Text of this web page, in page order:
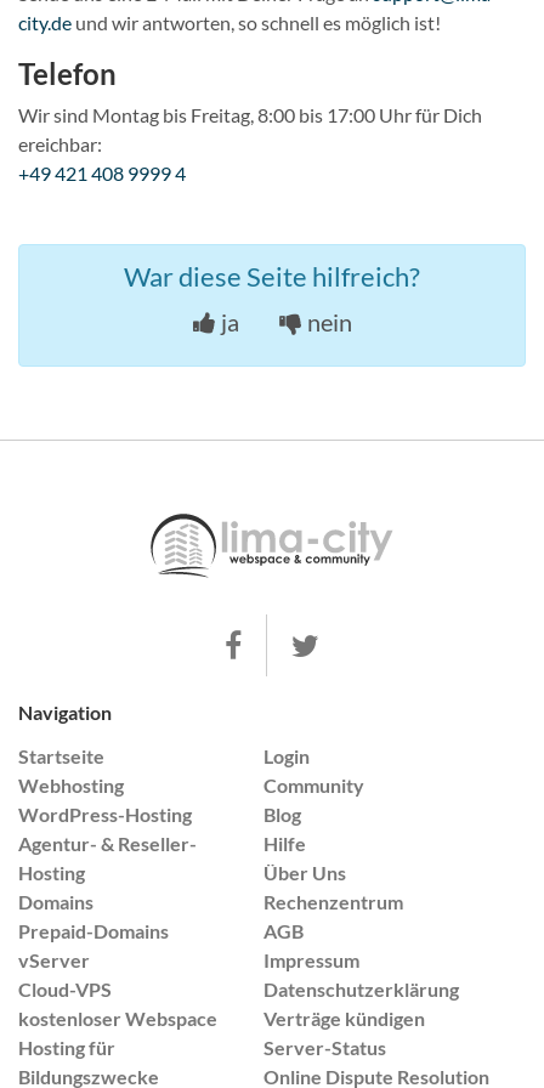
city.de und wir antworten, so schnell es möglich ist!
Telefon
Wir sind Montag bis Freitag, 8:00 bis 17:00 Uhr für Dich
ereichbar:
+49 421 408 9999 4
War diese Seite hilfreich?
ja nein
Navigation
Startseite
Webhosting
WordPress-Hosting
Agentur- & Reseller-
Hosting
Domains
Prepaid-Domains
vServer
Cloud-VPS
kostenloser Webspace
Hosting für
Bildungszwecke
Login
Community
Blog
Hilfe
Über Uns
Rechenzentrum
AGB
Impressum
Datenschutzerklärung
Verträge kündigen
Server-Status
Online Dispute Resolution